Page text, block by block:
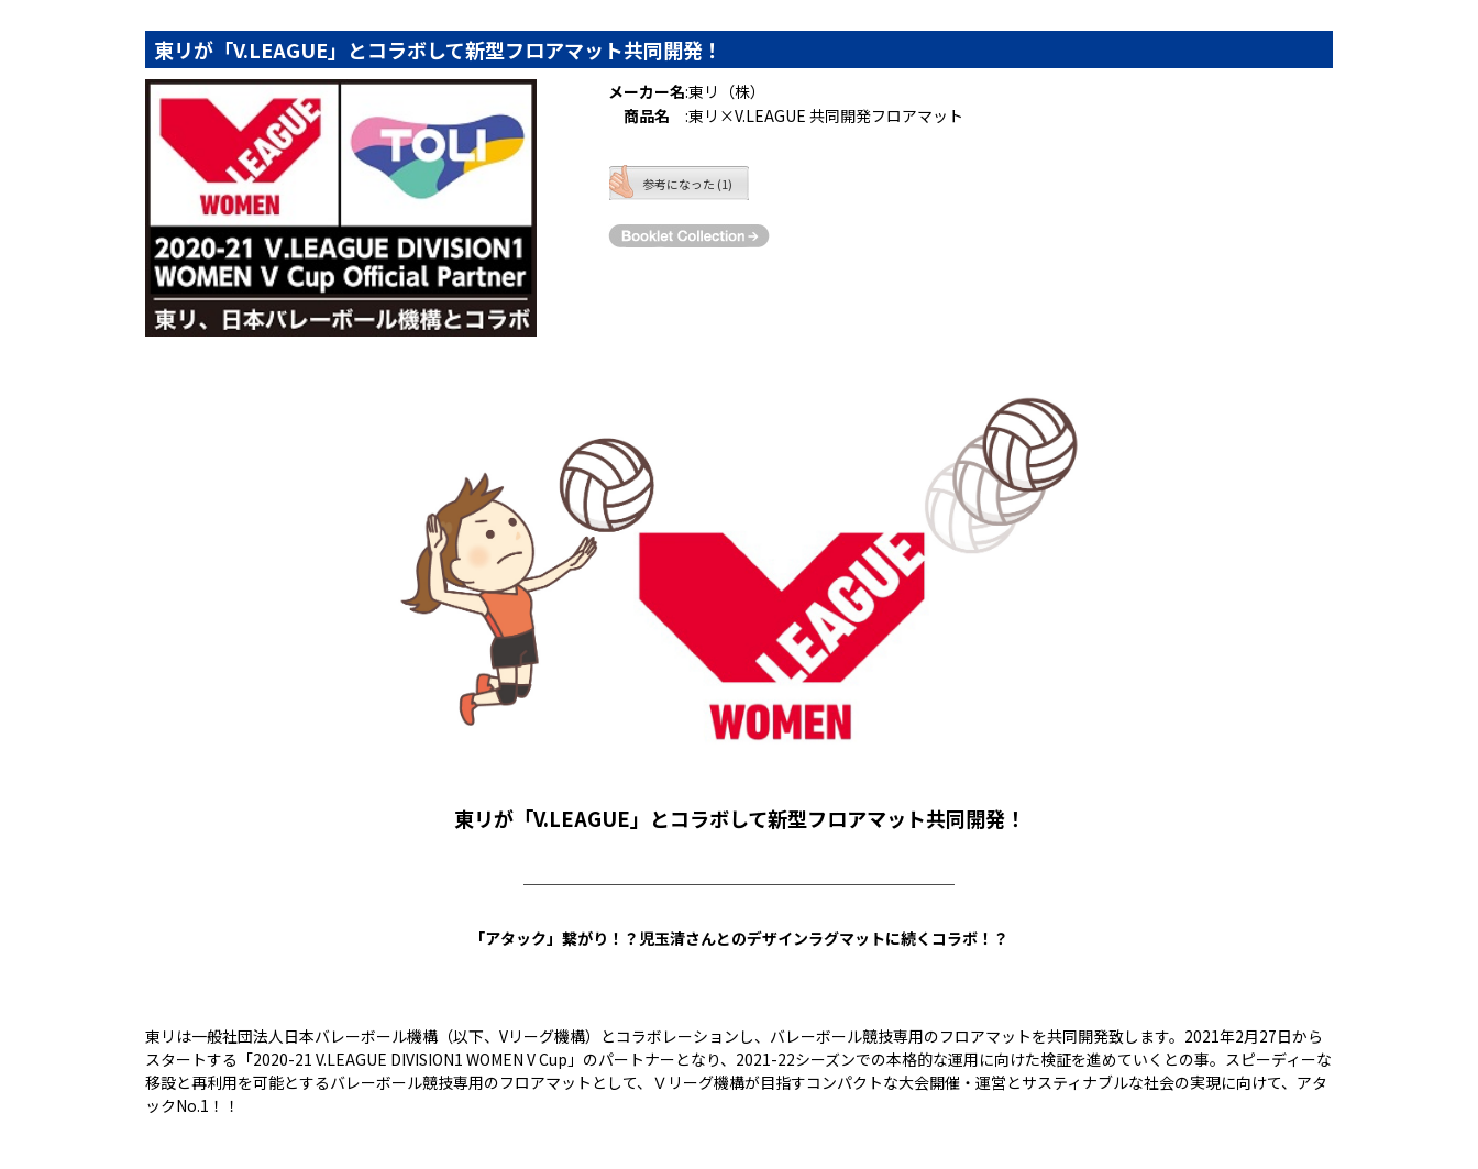
東リが「V.LEAGUE」とコラボして新型フロアマット共同開発！
メーカー名:東リ（株）
商品名
:東リ×V.LEAGUE 共同開発フロアマット
参考になった (1)
東リが「V.LEAGUE」とコラボして新型フロアマット共同開発！
￣￣￣￣￣￣￣￣￣￣￣￣￣￣￣￣￣￣￣￣￣￣￣￣￣￣￣￣
「アタック」繋がり！？児玉清さんとのデザインラグマットに続くコラボ！？
東リは一般社団法人日本バレーボール機構（以下、Vリーグ機構）とコラボレーションし、バレーボール競技専用のフロアマットを共同開発致します。2021年2月27日から
スタートする「2020-21 V.LEAGUE DIVISION1 WOMEN V Cup」のパートナーとなり、2021-22シーズンでの本格的な運用に向けた検証を進めていくとの事。スピーディーな
移設と再利用を可能とするバレーボール競技専用のフロアマットとして、Ｖリーグ機構が目指すコンパクトな大会開催・運営とサスティナブルな社会の実現に向けて、アタ
ックNo.1！！